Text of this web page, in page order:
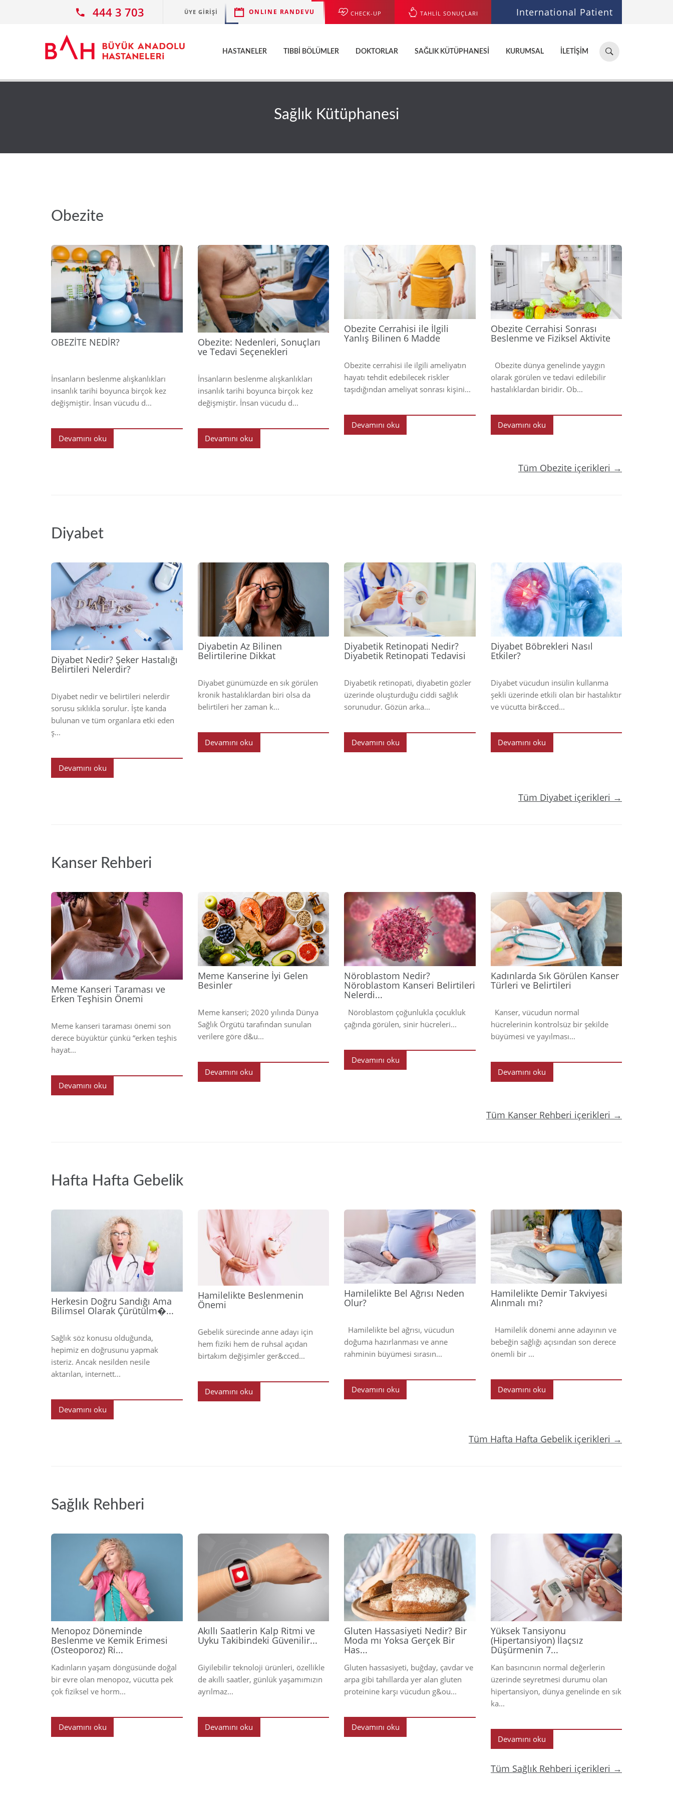
444 3 703 ÜYE GIRIŞI ONLINE RANDEVU CHECK-UP TAHLİL SONUÇLARI International Patient
Hastane,
doktor,
ara...
HASTANELER TIBBI BÖLÜMLER DOKTORLAR SAĞLIK KÜTÜPHANESI KURUMSAL İLETIŞIM
Sağlık Kütüphanesi
Obezite
OBEZİTE NEDİR?
İnsanların beslenme alışkanlıkları
insanlık tarihi boyunca birçok kez
değişmiştir. İnsan vücudu d...
Devamını oku
2025
Obezite: Nedenleri, Sonuçları
ve Tedavi Seçenekleri
İnsanların beslenme alışkanlıkları
insanlık tarihi boyunca birçok kez
değişmiştir. İnsan vücudu d...
Devamını oku
2023
Obezite Cerrahisi ile İlgili
Yanlış Bilinen 6 Madde
Obezite cerrahisi ile ilgili ameliyatın
hayatı tehdit edebilecek riskler
taşıdığından ameliyat sonrası kişini...
Devamını oku
Obezite Cerrahisi Sonrası
Beslenme ve Fiziksel Aktivite
Obezite dünya genelinde yaygın
olarak görülen ve tedavi edilebilir
hastalıklardan biridir. Ob...
Devamını oku
Tüm Obezite içerikleri →
Diyabet
2025
Diyabet Nedir? Şeker Hastalığı
Belirtileri Nelerdir?
Diyabet nedir ve belirtileri nelerdir
sorusu sıklıkla sorulur. İşte kanda
bulunan ve tüm organlara etki eden
ş...
Devamını oku
Diyabetin Az Bilinen
Belirtilerine Dikkat
Diyabet günümüzde en sık görülen
kronik hastalıklardan biri olsa da
belirtileri her zaman k...
Devamını oku
2024
Diyabetik Retinopati Nedir?
Diyabetik Retinopati Tedavisi
Diyabetik retinopati, diyabetin gözler
üzerinde oluşturduğu ciddi sağlık
sorunudur. Gözün arka...
Devamını oku
Diyabet Böbrekleri Nasıl
Etkiler?
Diyabet vücudun insülin kullanma
şekli üzerinde etkili olan bir hastalıktır
ve vücutta bir&cced...
Devamını oku
Tüm Diyabet içerikleri →
Kanser Rehberi
Meme Kanseri Taraması ve
Erken Teşhisin Önemi
Meme kanseri taraması önemi son
derece büyüktür çünkü “erken teşhis
hayat...
Devamını oku
2024
Meme Kanserine İyi Gelen
Besinler
Meme kanseri; 2020 yılında Dünya
Sağlık Örgütü tarafından sunulan
verilere göre d&u...
Devamını oku
2024
Nöroblastom Nedir?
Nöroblastom Kanseri Belirtileri
Nelerdi...
Nöroblastom çoğunlukla çocukluk
çağında görülen, sinir hücreleri...
Devamını oku
Kadınlarda Sık Görülen Kanser
Türleri ve Belirtileri
Kanser, vücudun normal
hücrelerinin kontrolsüz bir şekilde
büyümesi ve yayılması...
Devamını oku
Tüm Kanser Rehberi içerikleri →
Hafta Hafta Gebelik
Herkesin Doğru Sandığı Ama
Bilimsel Olarak Çürütülm�...
Sağlık söz konusu olduğunda,
hepimiz en doğrusunu yapmak
isteriz. Ancak nesilden nesile
aktarılan, internett...
Devamını oku
Hamilelikte Beslenmenin
Önemi
Gebelik sürecinde anne adayı için
hem fiziki hem de ruhsal açıdan
birtakım değişimler ger&cced...
Devamını oku
2024
Hamilelikte Bel Ağrısı Neden
Olur?
Hamilelikte bel ağrısı, vücudun
doğuma hazırlanması ve anne
rahminin büyümesi sırasın...
Devamını oku
2024
Hamilelikte Demir Takviyesi
Alınmalı mı?
Hamilelik dönemi anne adayının ve
bebeğin sağlığı açısından son derece
önemli bir ...
Devamını oku
Tüm Hafta Hafta Gebelik içerikleri →
Sağlık Rehberi
Menopoz Döneminde
Beslenme ve Kemik Erimesi
(Osteoporoz) Ri...
Kadınların yaşam döngüsünde doğal
bir evre olan menopoz, vücutta pek
çok fiziksel ve horm...
Devamını oku
2026
Akıllı Saatlerin Kalp Ritmi ve
Uyku Takibindeki Güvenilir...
Giyilebilir teknoloji ürünleri, özellikle
de akıllı saatler, günlük yaşamımızın
ayrılmaz...
Devamını oku
Gluten Hassasiyeti Nedir? Bir
Moda mı Yoksa Gerçek Bir
Has...
Gluten hassasiyeti, buğday, çavdar ve
arpa gibi tahıllarda yer alan gluten
proteinine karşı vücudun g&ou...
Devamını oku
2026
Yüksek Tansiyonu
(Hipertansiyon) İlaçsız
Düşürmenin 7...
Kan basıncının normal değerlerin
üzerinde seyretmesi durumu olan
hipertansiyon, dünya genelinde en sık
ka...
Devamını oku
Tüm Sağlık Rehberi içerikleri →